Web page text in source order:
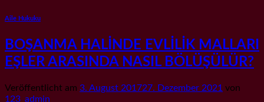
Aile Hukuku
BOŞANMA HALİNDE EVLİLİK MALLARI
EŞLER ARASINDA NASIL BÖLÜŞÜLÜR?
Veröffentlicht am 3. August 201727. Dezember 2021 von
123_admin